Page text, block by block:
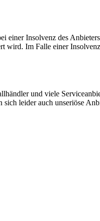
einer Insolvenz des
wird. Im Falle einer
und viele
leider auch unseriöse